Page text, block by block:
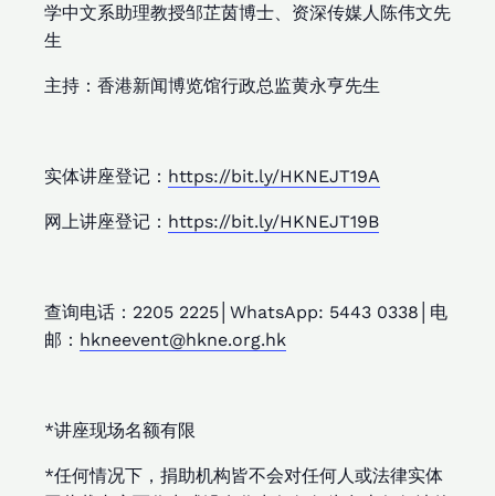
学中文系助理教授邹芷茵博士、资深传媒人陈伟文先
生
主持：香港新闻博览馆行政总监黄永亨先生
实体讲座登记： https://bit.ly/HKNEJT19A
网上讲座登记： https://bit.ly/HKNEJT19B
查询电话：2205 2225│WhatsApp: 5443 0338│电
邮： hkneevent@hkne.org.hk
*讲座现场名额有限
*任何情况下，捐助机构皆不会对任何人或法律实体